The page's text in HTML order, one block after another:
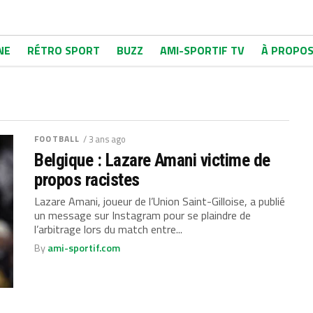
RÉTRO SPORT BUZZ AMI-SPORTIF TV À PROPOS
FOOTBALL / 3 ans ago
Belgique : Lazare Amani victime de
propos racistes
Lazare Amani, joueur de l’Union Saint-Gilloise, a publié
un message sur Instagram pour se plaindre de
l’arbitrage lors du match entre...
Byami-sportif.com